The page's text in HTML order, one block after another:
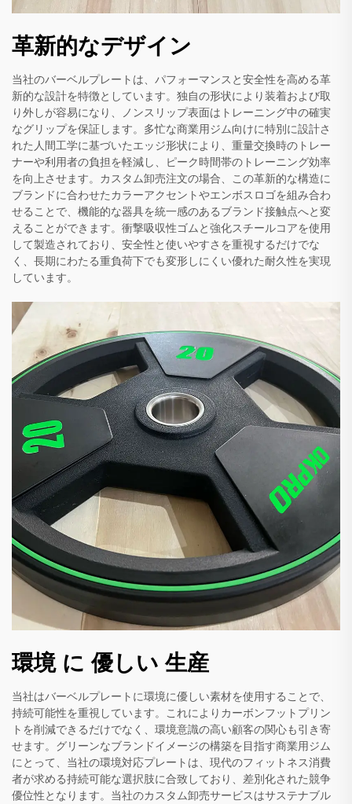
革新的なデザイン
当社のバーベルプレートは、パフォーマンスと安全性を高める革
新的な設計を特徴としています。独自の形状により装着および取
り外しが容易になり、ノンスリップ表面はトレーニング中の確実
なグリップを保証します。多忙な商業用ジム向けに特別に設計さ
れた人間工学に基づいたエッジ形状により、重量交換時のトレー
ナーや利用者の負担を軽減し、ピーク時間帯のトレーニング効率
を向上させます。カスタム卸売注文の場合、この革新的な構造に
ブランドに合わせたカラーアクセントやエンボスロゴを組み合わ
せることで、機能的な器具を統一感のあるブランド接触点へと変
えることができます。衝撃吸収性ゴムと強化スチールコアを使用
して製造されており、安全性と使いやすさを重視するだけでな
く、長期にわたる重負荷下でも変形しにくい優れた耐久性を実現
しています。
環境 に 優しい 生産
当社はバーベルプレートに環境に優しい素材を使用することで、
持続可能性を重視しています。これによりカーボンフットプリン
トを削減できるだけでなく、環境意識の高い顧客の関心も引き寄
せます。グリーンなブランドイメージの構築を目指す商業用ジム
にとって、当社の環境対応プレートは、現代のフィットネス消費
者が求める持続可能な選択肢に合致しており、差別化された競争
優位性となります。当社のカスタム卸売サービスはサステナブル